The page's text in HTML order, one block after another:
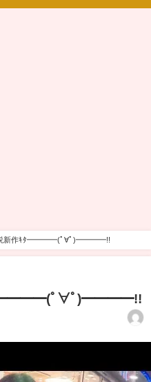
説新作ｷﾀ━━━━(ﾟ∀ﾟ)━━━━!!
ｷﾀ━━━━(ﾟ∀ﾟ)━━━━!!